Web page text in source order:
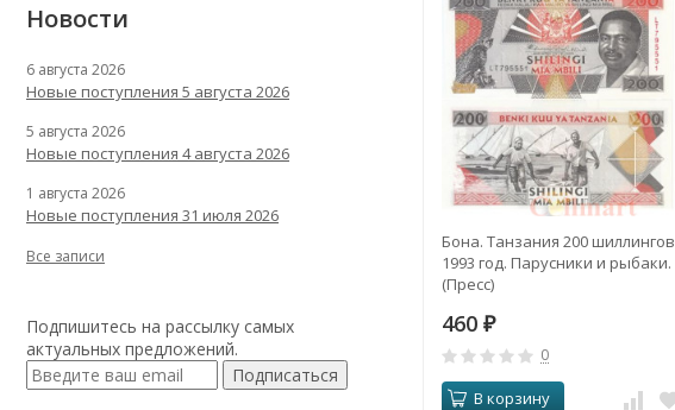
Бона. Танзания 200 шиллингов
1993 год. Парусники и рыбаки.
(Пресс)
460 ₽
0
В корзину
Новости
6 августа 2026
Новые поступления 5 августа 2026
5 августа 2026
Новые поступления 4 августа 2026
1 августа 2026
Новые поступления 31 июля 2026
Все записи
Подпишитесь на рассылку самых
актуальных предложений.
Подписаться